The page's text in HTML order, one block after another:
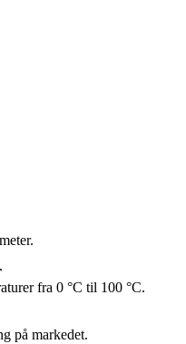
fra 0 °C til 100 °C.
på markedet.